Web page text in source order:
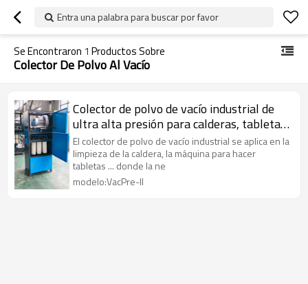
Entra una palabra para buscar por favor
Se Encontraron 1 Productos Sobre
Colector De Polvo Al Vacío
Colector de polvo de vacío industrial de
ultra alta presión para calderas, tabletas,
máquina de llenado de cápsulas
El colector de polvo de vacío industrial se aplica en la
limpieza de la caldera, la máquina para hacer
tabletas ... donde la ne
modelo:VacPre-II